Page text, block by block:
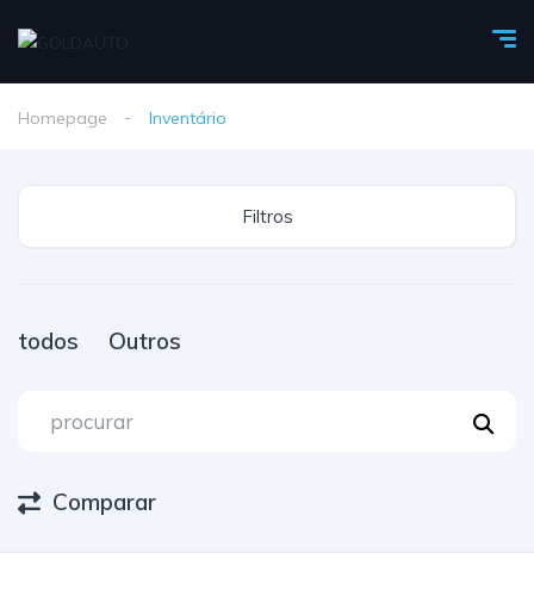
Homepage Inventário
Filtros
todos Outros
Comparar